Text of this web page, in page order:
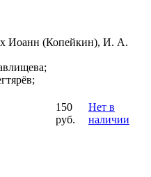
Иоанн (Копейкин), И. А.
150
руб.
Нет в
наличии